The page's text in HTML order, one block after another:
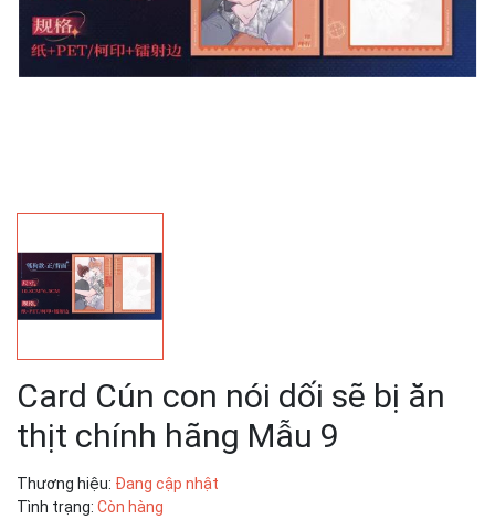
Card Cún con nói dối sẽ bị ăn
thịt chính hãng Mẫu 9
Thương hiệu: Đang cập nhật
Tình trạng: Còn hàng